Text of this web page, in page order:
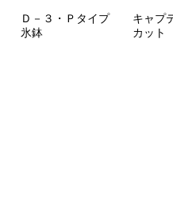
Ｄ－３・Ｐタイプ
氷鉢
キャプ
カット